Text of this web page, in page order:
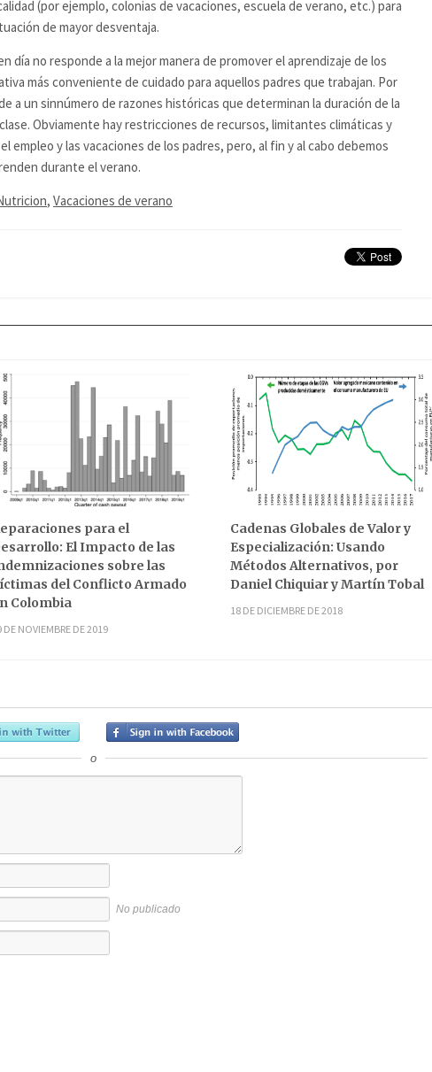
(por ejemplo, colonias de vacaciones, escuela de verano, etc.) para
de mayor desventaja.
día no responde a la mejor manera de promover el aprendizaje de los
más conveniente de cuidado para aquellos padres que trabajan. Por
a un sinnúmero de razones históricas que determinan la duración de la
Obviamente hay restricciones de recursos, limitantes climáticas y
empleo y las vacaciones de los padres, pero, al fin y al cabo debemos
durante el verano.
, Vacaciones de verano
para el
El Impacto de las
sobre las
del Conflicto Armado
Colombia
DE NOVIEMBRE DE 2019
Cadenas Globales de Valor y
Especialización: Usando
Métodos Alternativos, por
Daniel Chiquiar y Martín Tobal
18 DE DICIEMBRE DE 2018
o
No publicado